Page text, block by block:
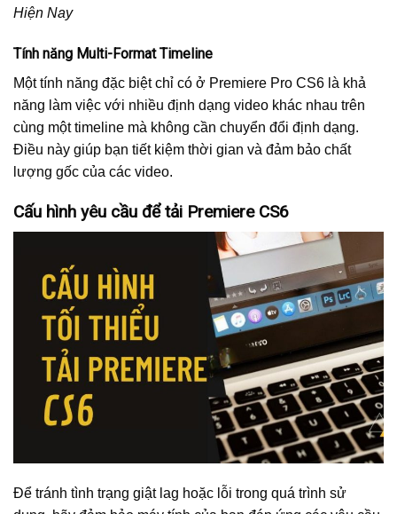
Hiện Nay
Tính năng Multi-Format Timeline
Một tính năng đặc biệt chỉ có ở Premiere Pro CS6 là khả
năng làm việc với nhiều định dạng video khác nhau trên
cùng một timeline mà không cần chuyển đổi định dạng.
Điều này giúp bạn tiết kiệm thời gian và đảm bảo chất
lượng gốc của các video.
Cấu hình yêu cầu để tải Premiere CS6
Để tránh tình trạng giật lag hoặc lỗi trong quá trình sử